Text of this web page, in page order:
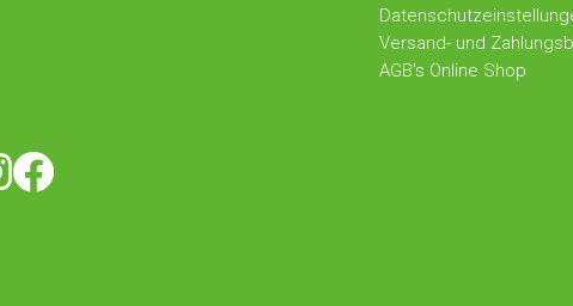
Versand- und
AGB's Online Shop